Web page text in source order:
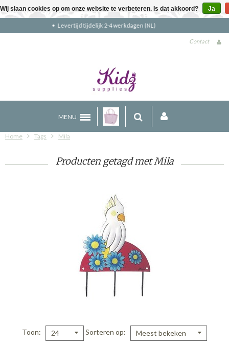
Gratis verzending boven €90 (NL)
Contact
MENU
Home Tags Mila
Producten getagd met Mila
Toon 24 Sorteren op Meest bekeken
Wij slaan cookies op om onze website te verbeteren. Is dat akkoord? Ja